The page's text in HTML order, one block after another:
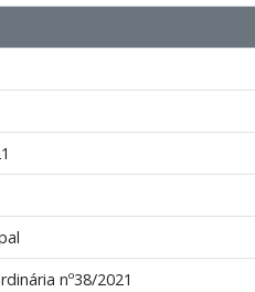
nº38/2021